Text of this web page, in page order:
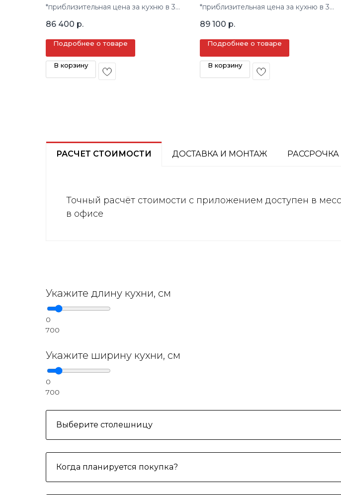
*приблизительная цена за кухню в 3
86 400 р.
Подробнее о товаре
В корзину
*приблизительная цена за кухню в 3
89 100 р.
Подробнее о товаре
В корзину
РАСЧЕТ СТОИМОСТИ ДОСТАВКА И МОНТАЖ РАССРОЧКА
Точный расчёт стоимости с приложением доступен в
в офисе
Укажите длину кухни, см
0
700
Укажите ширину кухни, см
0
700